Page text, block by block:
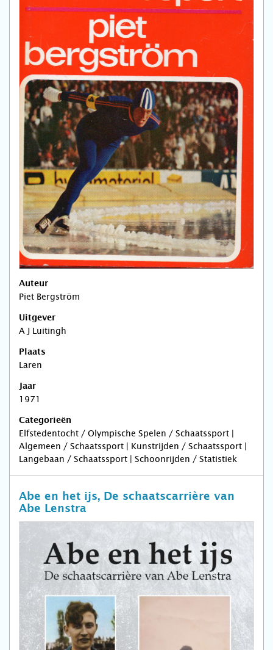
Auteur
Piet Bergström
Uitgever
A J Luitingh
Plaats
Laren
Jaar
1971
Categorieën
Elfstedentocht / Olympische Spelen / Schaatssport |
Algemeen / Schaatssport | Kunstrijden / Schaatssport |
Langebaan / Schaatssport | Schoonrijden / Statistiek
Abe en het ijs, De schaatscarrière van
Abe Lenstra